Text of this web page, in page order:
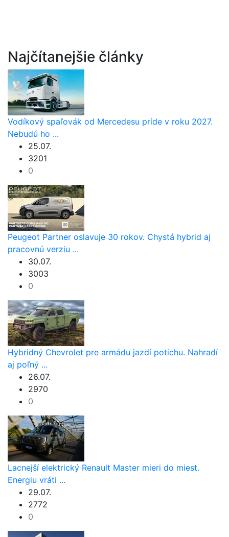
Najčítanejšie články
Vodíkový spaľovák od Mercedesu príde v roku 2027.
Nebudú ho ...
25.07.
3201
0
Peugeot Partner oslavuje 30 rokov. Chystá hybrid aj
pracovnú verziu ...
30.07.
3003
0
Hybridný Chevrolet pre armádu jazdí potichu. Nahradí
aj poľný ...
26.07.
2970
0
Lacnejší elektrický Renault Master mieri do miest.
Energiu vráti ...
29.07.
2772
0